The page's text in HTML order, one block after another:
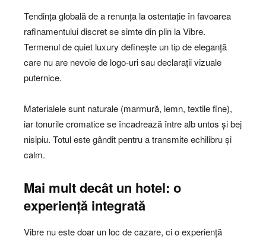
Tendința globală de a renunța la ostentație în favoarea
rafinamentului discret se simte din plin la Vibre.
Termenul de quiet luxury definește un tip de eleganță
care nu are nevoie de logo-uri sau declarații vizuale
puternice.
Materialele sunt naturale (marmură, lemn, textile fine),
iar tonurile cromatice se încadrează între alb untos și bej
nisipiu. Totul este gândit pentru a transmite echilibru și
calm.
Mai mult decât un hotel: o
experiență integrată
Vibre nu este doar un loc de cazare, ci o experiență